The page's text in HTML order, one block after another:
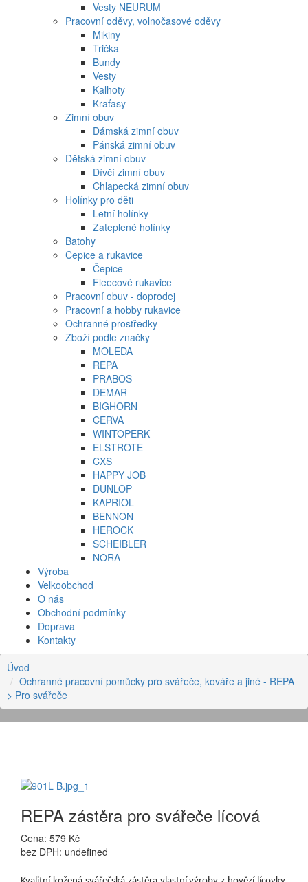
Vesty NEURUM
Pracovní oděvy, volnočasové oděvy
Mikiny
Trička
Bundy
Vesty
Kalhoty
Kraťasy
Zimní obuv
Dámská zimní obuv
Pánská zimní obuv
Dětská zimní obuv
Dívčí zimní obuv
Chlapecká zimní obuv
Holínky pro děti
Letní holínky
Zateplené holínky
Batohy
Čepice a rukavice
Čepice
Fleecové rukavice
Pracovní obuv - doprodej
Pracovní a hobby rukavice
Ochranné prostředky
Zboží podle značky
MOLEDA
REPA
PRABOS
DEMAR
BIGHORN
CERVA
WINTOPERK
ELSTROTE
CXS
HAPPY JOB
DUNLOP
KAPRIOL
BENNON
HEROCK
SCHEIBLER
NORA
Výroba
Velkoobchod
O nás
Obchodní podmínky
Doprava
Kontakty
Úvod
Ochranné pracovní pomůcky pro svářeče, kováře a jiné - REPA
> Pro svářeče
REPA zástěra pro svářeče lícová
Cena: 579 Kč
bez DPH: undefined